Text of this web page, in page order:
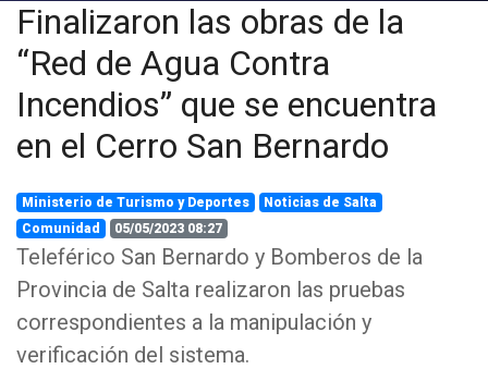
Finalizaron las obras de la
“Red de Agua Contra
Incendios” que se encuentra
en el Cerro San Bernardo
Ministerio de Turismo y Deportes
Noticias de Salta
Comunidad
05/05/2023 08:27
Teleférico San Bernardo y Bomberos de la
Provincia de Salta realizaron las pruebas
correspondientes a la manipulación y
verificación del sistema.